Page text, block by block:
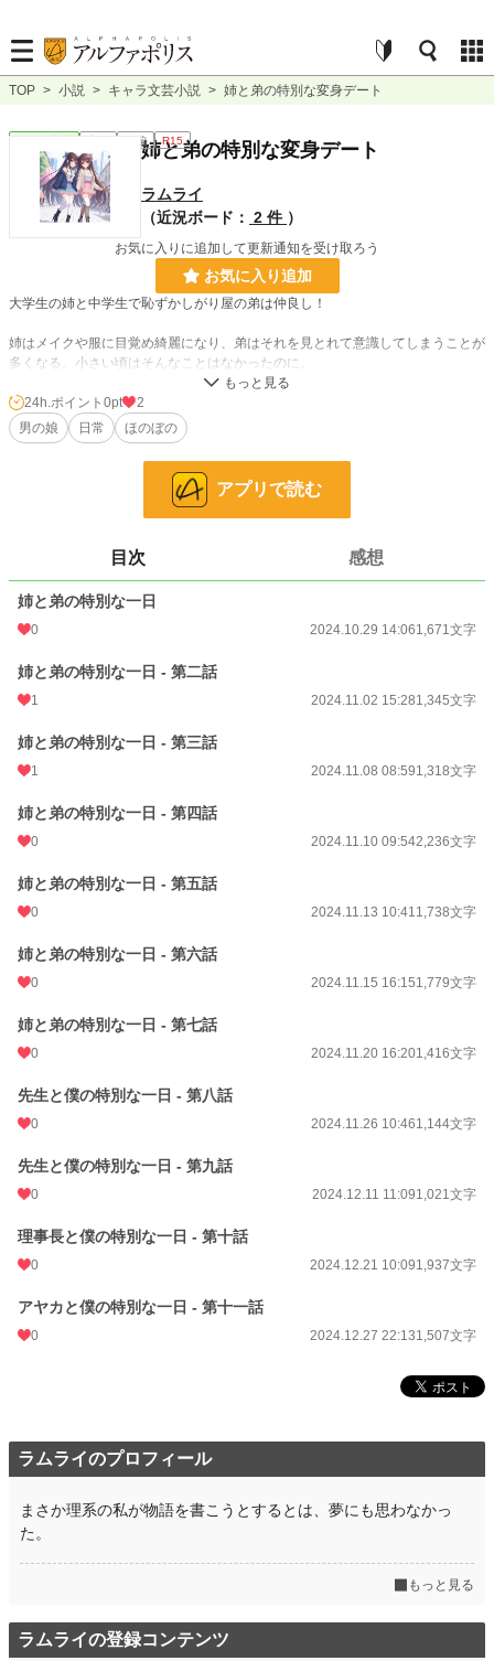
TOP > 小説 > キャラ文芸小説 > 姉と弟の特別な変身デート
短編 R15
姉と弟の特別な変身デート
ラムライ
（近況ボード： 2 件 ）
お気に入りに追加して更新通知を受け取ろう
お気に入り追加
大学生の姉と中学生で恥ずかしがり屋の弟は仲良し！
姉はメイクや服に目覚め綺麗になり、弟はそれを見とれて意識してしまうことが
多くなる。小さい頃はそんなことはなかったのに。
ある日、姉のメイクを見とれてたら弟もやることになって、、。
5,639 位 / 5,639 件
0 pt
文字数 17,112
初回公開日時 2024.10.29 14:06
年間ポイント
累計ポイント 23,052 pt (66,582 位)
24h.ポイント 0pt
2
男の娘
日常 ほのぼの
アプリで読む
目次 感想
姉と弟の特別な一日
0 2024.10.29 14:061,671文字
姉と弟の特別な一日 - 第二話
1 2024.11.02 15:281,345文字
姉と弟の特別な一日 - 第三話
1 2024.11.08 08:591,318文字
姉と弟の特別な一日 - 第四話
0 2024.11.10 09:542,236文字
姉と弟の特別な一日 - 第五話
0 2024.11.13 10:411,738文字
姉と弟の特別な一日 - 第六話
0 2024.11.15 16:151,779文字
姉と弟の特別な一日 - 第七話
0 2024.11.20 16:201,416文字
先生と僕の特別な一日 - 第八話
0 2024.11.26 10:461,144文字
先生と僕の特別な一日 - 第九話
0 2024.12.11 11:091,021文字
理事長と僕の特別な一日 - 第十話
0 2024.12.21 10:091,937文字
アヤカと僕の特別な一日 - 第十一話
0 2024.12.27 22:131,507文字
ラムライのプロフィール
まさか理系の私が物語を書こうとするとは、夢にも思わなかっ
た。
もっと見る
ラムライの登録コンテンツ